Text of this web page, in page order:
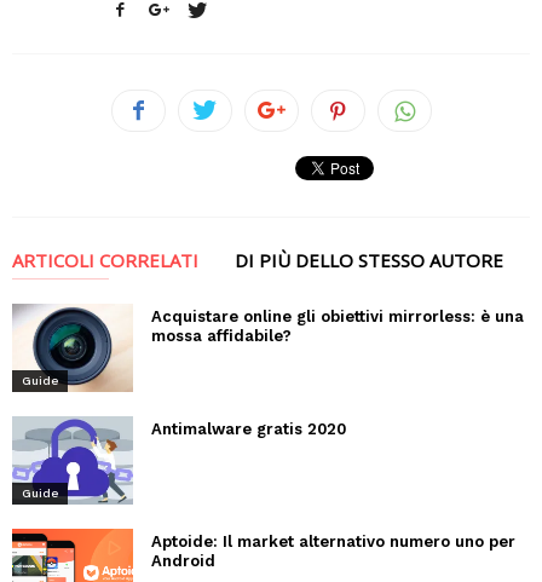
ARTICOLI CORRELATI DI PIÙ DELLO STESSO AUTORE
Guide
Acquistare online gli obiettivi mirrorless: è una
mossa affidabile?
Guide
Antimalware gratis 2020
Aptoide: Il market alternativo numero uno per
Android